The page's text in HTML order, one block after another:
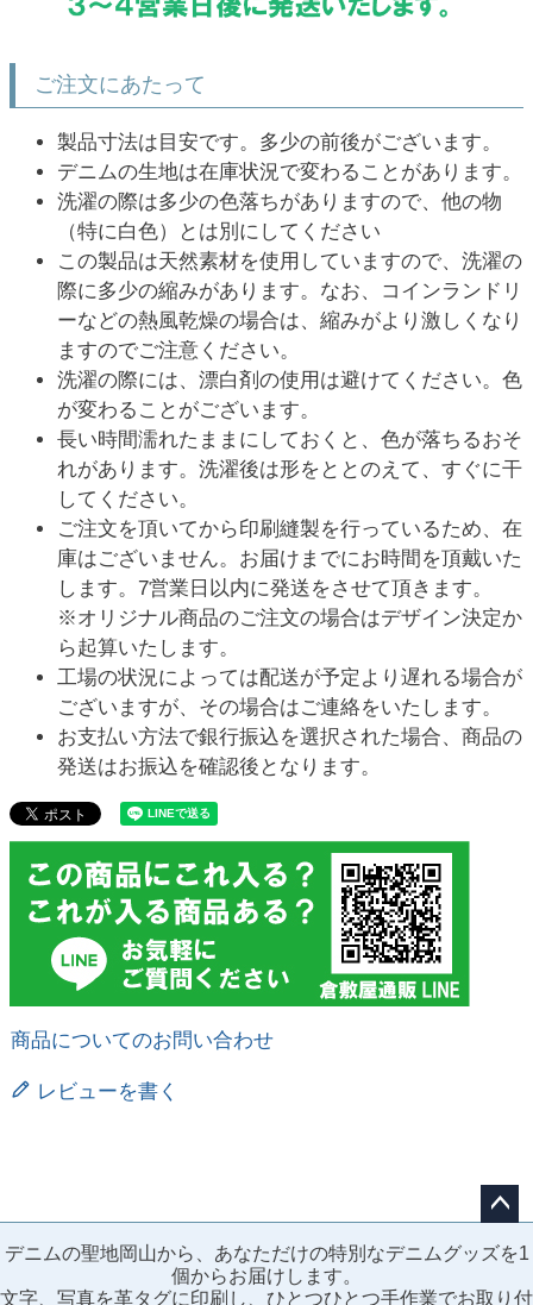
ご注文にあたって
製品寸法は目安です。多少の前後がございます。
デニムの生地は在庫状況で変わることがあります。
洗濯の際は多少の色落ちがありますので、他の物
（特に白色）とは別にしてください
この製品は天然素材を使用していますので、洗濯の
際に多少の縮みがあります。なお、コインランドリ
ーなどの熱風乾燥の場合は、縮みがより激しくなり
ますのでご注意ください。
洗濯の際には、漂白剤の使用は避けてください。色
が変わることがございます。
長い時間濡れたままにしておくと、色が落ちるおそ
れがあります。洗濯後は形をととのえて、すぐに干
してください。
ご注文を頂いてから印刷縫製を行っているため、在
庫はございません。お届けまでにお時間を頂戴いた
します。7営業日以内に発送をさせて頂きます。
※オリジナル商品のご注文の場合はデザイン決定か
ら起算いたします。
工場の状況によっては配送が予定より遅れる場合が
ございますが、その場合はご連絡をいたします。
お支払い方法で銀行振込を選択された場合、商品の
発送はお振込を確認後となります。
商品についてのお問い合わせ
レビューを書く
ジト
ップ
デニムの聖地岡山から、あなただけの特別なデニムグッズを1
個からお届けします。
文字、写真を革タグに印刷し、ひとつひとつ手作業でお取り付